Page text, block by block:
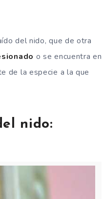
del nido, que de otra
o se encuentra en
de la especie a la que
nido: